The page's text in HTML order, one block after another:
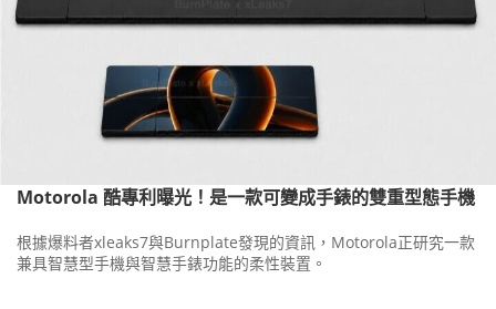
Motorola 酷專利曝光！是一款可變成手錶的雙重型態手機
根據爆料者xleaks7與Burnplate發現的資訊，Motorola正研究一款
兼具智慧型手機與智慧手錶功能的柔性裝置。